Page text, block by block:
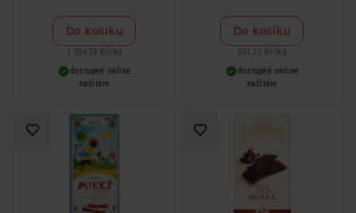
Do košíku
1 054,29 Kč/ kg
dostupné online
načítám
Do košíku
561,25 Kč / kg
dostupné online
načítám